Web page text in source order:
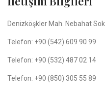
Denizköşkler Mah. Nebahat
Telefon: +90 (542) 609 90 99
Telefon: +90 (532) 487 02 14
Telefon: +90 (850) 305 55 89